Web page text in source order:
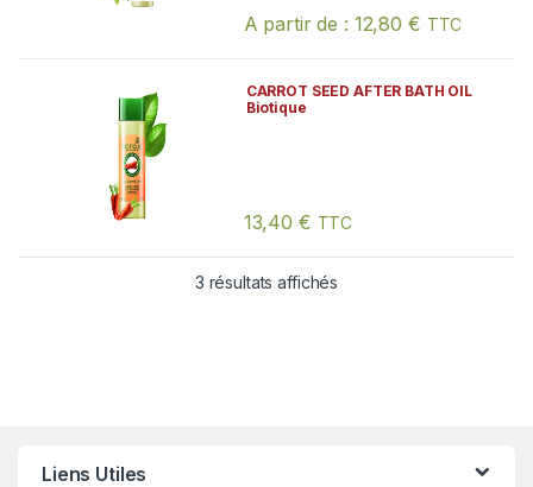
A partir de : 12,80 € TTC
Ce produit a plusieurs variations.
CARROT SEED AFTER BATH OIL
Biotique
13,40 € TTC
3 résultats affichés
Liens Utiles